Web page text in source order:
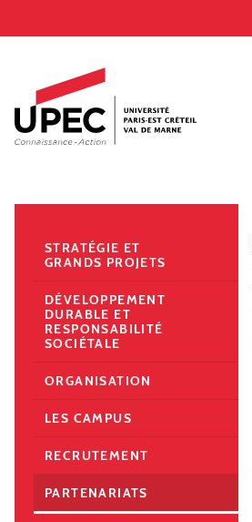
Accès directs
Recherche
Navigation secondaire
STRATÉGIE ET
GRANDS PROJETS
DÉVELOPPEMENT
DURABLE ET
RESPONSABILITÉ
SOCIÉTALE
ORGANISATION
LES CAMPUS
RECRUTEMENT
PARTENARIATS